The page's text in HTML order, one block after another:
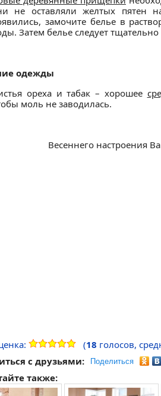
не оставляли желтых пятен
замочите белье в
Затем белье следует тщательно
одежды
ореха и табак – хорошее
моль не заводилась.
Весеннего настроения
(18 голосов,
с друзьями:
Поделиться
также: